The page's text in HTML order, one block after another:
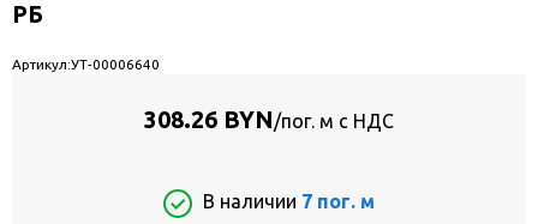
РБ
Артикул:УТ-00006640
308.26 BYN/пог. м с НДС
В наличии 7 пог. м